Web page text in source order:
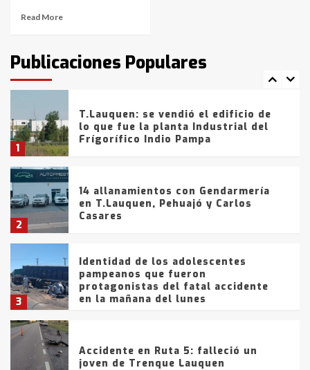
Read More
Publicaciones Populares
fueron detenidos por
comercialización de drogas en la
tarde del sábado
1
T.Lauquen: se vendió el edificio de
lo que fue la planta Industrial del
Frígorífico Indio Pampa
2
14 allanamientos con Gendarmería
en T.Lauquen, Pehuajó y Carlos
Casares
3
Identidad de los adolescentes
pampeanos que fueron
protagonistas del fatal accidente
en la mañana del lunes
Accidente en Ruta 5: falleció un
joven de Trenque Lauquen